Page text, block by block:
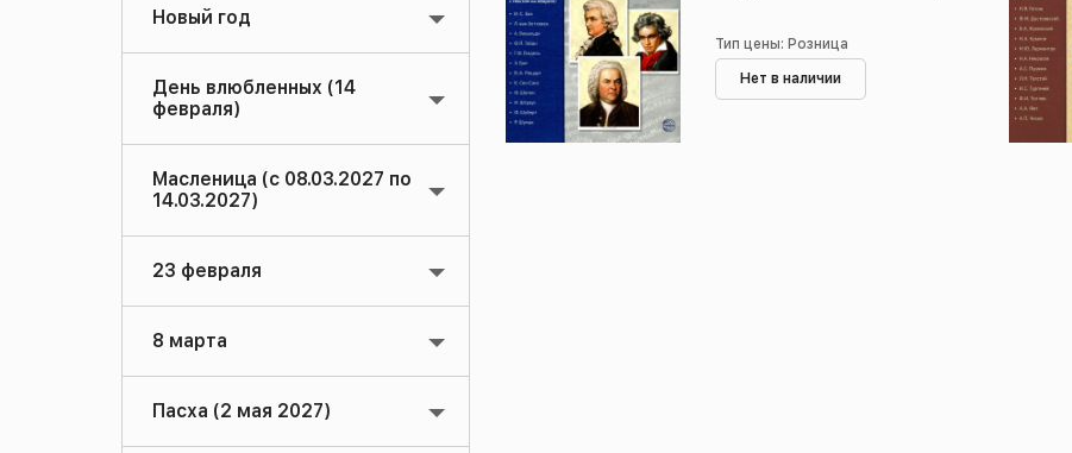
Новый год
День влюбленных (14
февраля)
Масленица (с 08.03.2027 по
14.03.2027)
23 февраля
8 марта
Пасха (2 мая 2027)
Тип цены: Розница
Нет в наличии